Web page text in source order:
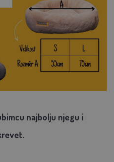
najbolju njegu i